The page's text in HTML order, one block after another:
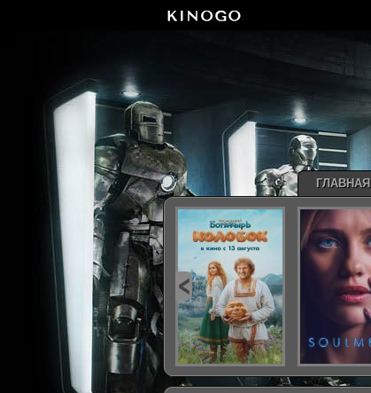
ГЛАВНАЯ